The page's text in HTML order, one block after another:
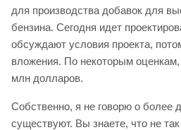
для производства добавок для
бензина. Сегодня идет
обсуждают условия проекта,
вложения. По некоторым оценкам,
млн долларов.
Собственно, я не говорю о более
существуют. Вы знаете, что не